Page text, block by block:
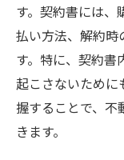
す。契約書には、
払い方法、解約時
す。特に、契約書
起こさないために
握することで、不
きます。